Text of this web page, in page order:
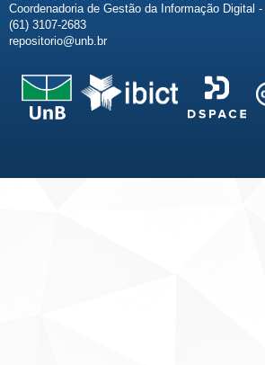
Coordenadoria de Gestão da Informação Digital
(61) 3107-2683
repositorio@unb.br